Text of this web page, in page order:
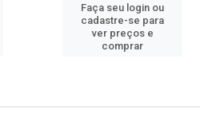
Faça seu login ou
cadastre-se para
ver preços e
comprar